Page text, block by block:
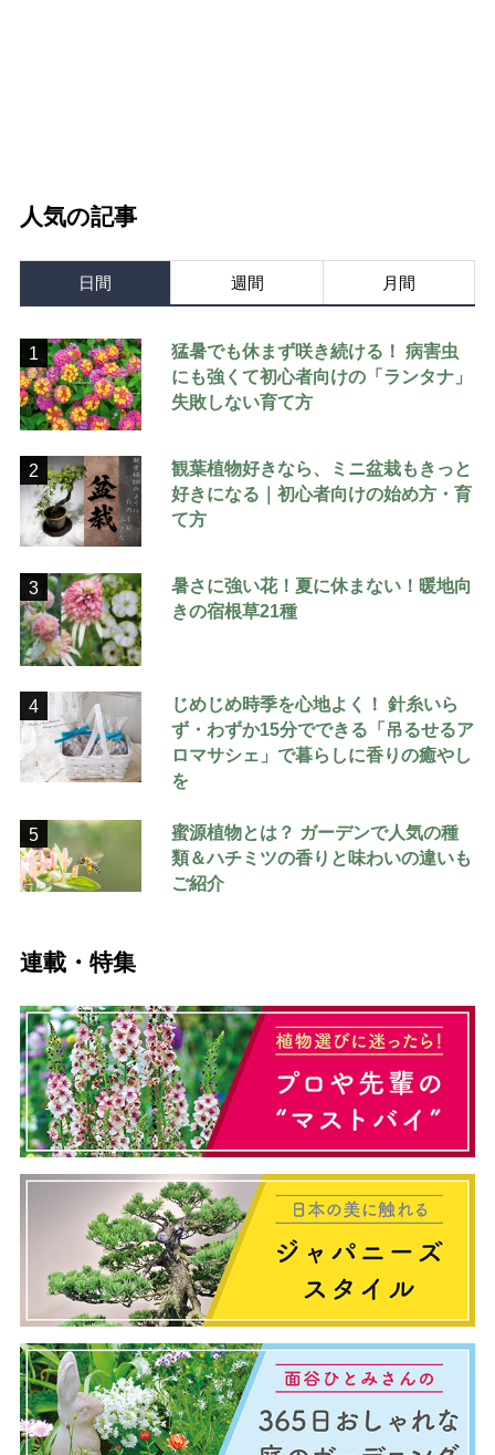
人気の記事
日間 週間 月間
1
猛暑でも休まず咲き続ける！ 病害虫
にも強くて初心者向けの「ランタナ」
失敗しない育て方
2
観葉植物好きなら、ミニ盆栽もきっと
好きになる｜初心者向けの始め方・育
て方
3
暑さに強い花！夏に休まない！暖地向
きの宿根草21種
4
じめじめ時季を心地よく！ 針糸いら
ず・わずか15分でできる「吊るせるア
ロマサシェ」で暮らしに香りの癒やし
を
5
蜜源植物とは？ ガーデンで人気の種
類＆ハチミツの香りと味わいの違いも
ご紹介
連載・特集